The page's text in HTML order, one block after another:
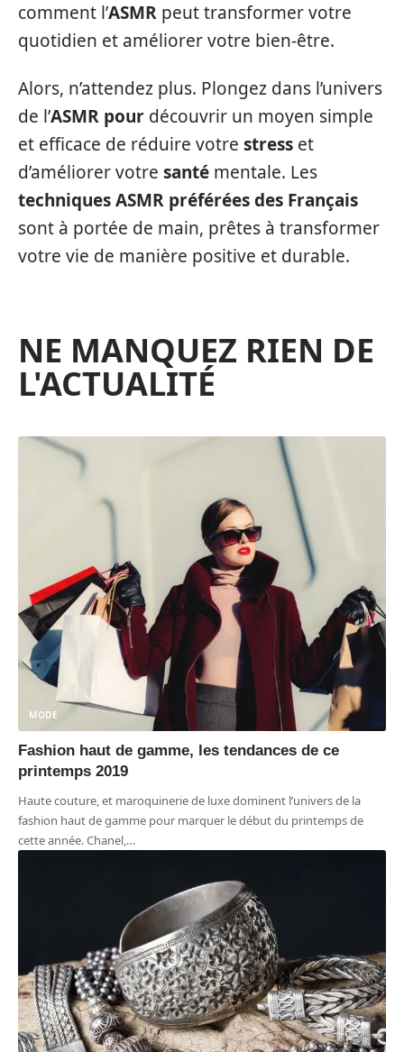
comment l’ASMR peut transformer votre
quotidien et améliorer votre bien-être.
Alors, n’attendez plus. Plongez dans l’univers
de l’ASMR pour découvrir un moyen simple
et efficace de réduire votre stress et
d’améliorer votre santé mentale. Les
techniques ASMR préférées des Français
sont à portée de main, prêtes à transformer
votre vie de manière positive et durable.
NE MANQUEZ RIEN DE
L'ACTUALITÉ
MODE
Fashion haut de gamme, les tendances de ce
printemps 2019
Haute couture, et maroquinerie de luxe dominent l’univers de la
fashion haut de gamme pour marquer le début du printemps de
cette année. Chanel,…